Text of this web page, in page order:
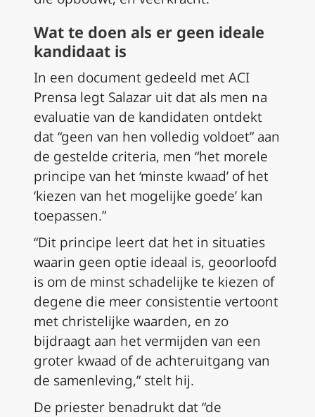
Wat te doen als er geen ideale
kandidaat is
In een document gedeeld met ACI
Prensa legt Salazar uit dat als men na
evaluatie van de kandidaten ontdekt
dat “geen van hen volledig voldoet” aan
de gestelde criteria, men “het morele
principe van het ‘minste kwaad’ of het
‘kiezen van het mogelijke goede’ kan
toepassen.”
“Dit principe leert dat het in situaties
waarin geen optie ideaal is, geoorloofd
is om de minst schadelijke te kiezen of
degene die meer consistentie vertoont
met christelijke waarden, en zo
bijdraagt aan het vermijden van een
groter kwaad of de achteruitgang van
de samenleving,” stelt hij.
De priester benadrukt dat “de